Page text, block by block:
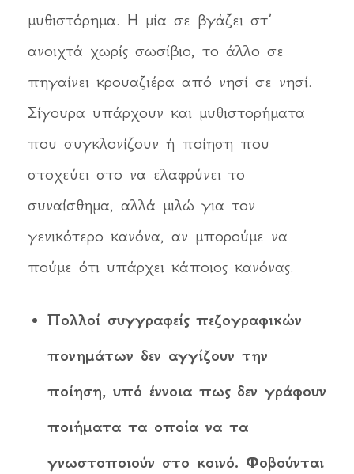
μυθιστόρημα. Η μία σε βγάζει στ’
ανοιχτά χωρίς σωσίβιο, το άλλο σε
πηγαίνει κρουαζιέρα από νησί σε νησί.
Σίγουρα υπάρχουν και μυθιστορήματα
που συγκλονίζουν ή ποίηση που
στοχεύει στο να ελαφρύνει το
συναίσθημα, αλλά μιλώ για τον
γενικότερο κανόνα, αν μπορούμε να
πούμε ότι υπάρχει κάποιος κανόνας.
Πολλοί συγγραφείς πεζογραφικών
πονημάτων δεν αγγίζουν την
ποίηση, υπό έννοια πως δεν γράφουν
ποιήματα τα οποία να τα
γνωστοποιούν στο κοινό. Φοβούνται